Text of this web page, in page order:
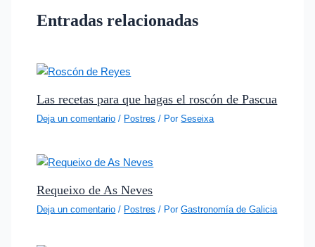
Entradas relacionadas
Las recetas para que hagas el roscón de Pascua
Deja un comentario / Postres / PorSeseixa
Requeixo de As Neves
Deja un comentario / Postres / PorGastronomía de Galicia